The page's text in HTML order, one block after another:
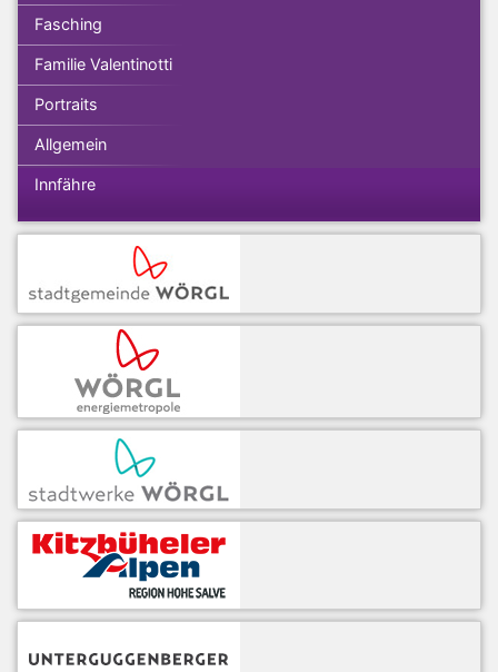
Fasching
Familie Valentinotti
Portraits
Allgemein
Innfähre